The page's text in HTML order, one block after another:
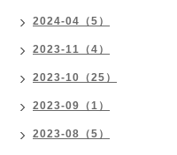
2024-04（5）
2023-11（4）
2023-10（25）
2023-09（1）
2023-08（5）